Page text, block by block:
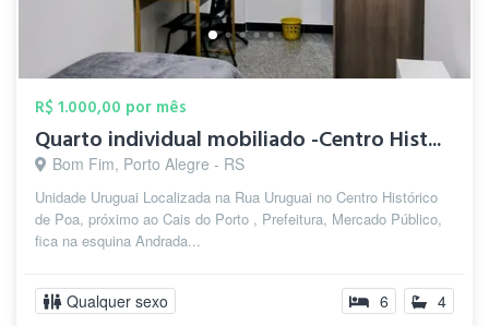
R$ 1.000,00 por mês
Quarto individual mobiliado -Centro Hist...
Bom Fim, Porto Alegre - RS
Unidade Uruguai Localizada na Rua Uruguai no Centro Histórico
de Poa, próximo ao Cais do Porto , Prefeitura, Mercado Público,
fica na esquina Andrada...
Qualquer sexo 6 4